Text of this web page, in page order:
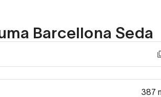
Barcellona Seda
387